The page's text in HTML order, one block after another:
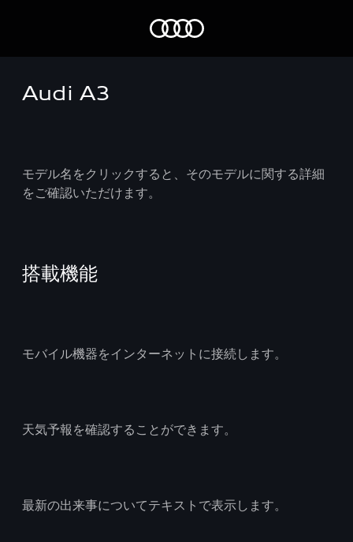
Audi A3
モデル名をクリックすると、そのモデルに関する詳細
をご確認いただけます。
搭載機能
モバイル機器をインターネットに接続します。
天気予報を確認することができます。
最新の出来事についてテキストで表示します。